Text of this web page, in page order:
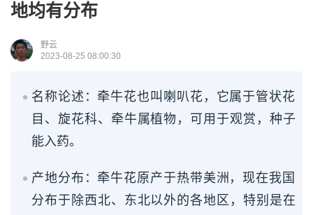
地均有分布
野云
2023-08-25 08:00:30
名称论述：牵牛花也叫喇叭花，它属于管状花
目、旋花科、牵牛属植物，可用于观赏，种子
能入药。
产地分布：牵牛花原产于热带美洲，现在我国
分布于除西北、东北以外的各地区，特别是在